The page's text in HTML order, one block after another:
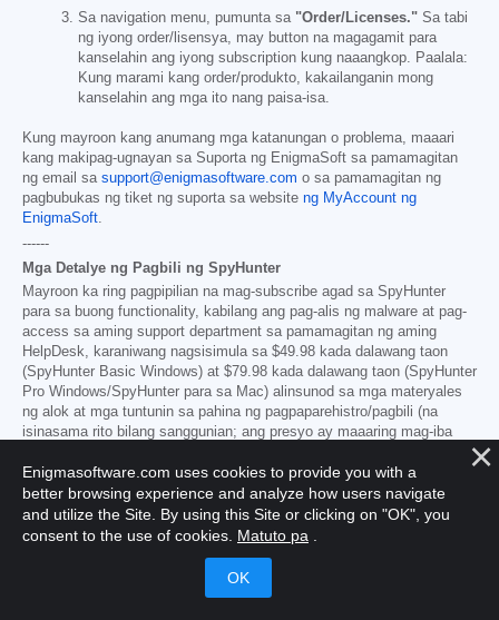
Sa navigation menu, pumunta sa "Order/Licenses." Sa tabi
ng iyong order/lisensya, may button na magagamit para
kanselahin ang iyong subscription kung naaangkop. Paalala:
Kung marami kang order/produkto, kakailanganin mong
kanselahin ang mga ito nang paisa-isa.
Kung mayroon kang anumang mga katanungan o problema, maaari
kang makipag-ugnayan sa Suporta ng EnigmaSoft sa pamamagitan
ng email sa support@enigmasoftware.com o sa pamamagitan ng
pagbubukas ng tiket ng suporta sa website ng MyAccount ng
EnigmaSoft.
------
Mga Detalye ng Pagbili ng SpyHunter
Mayroon ka ring pagpipilian na mag-subscribe agad sa SpyHunter
para sa buong functionality, kabilang ang pag-alis ng malware at pag-
access sa aming support department sa pamamagitan ng aming
HelpDesk, karaniwang nagsisimula sa $49.98 kada dalawang taon
(SpyHunter Basic Windows) at $79.98 kada dalawang taon (SpyHunter
Pro Windows/SpyHunter para sa Mac) alinsunod sa mga materyales
ng alok at mga tuntunin sa pahina ng pagpaparehistro/pagbili (na
isinasama rito bilang sanggunian; ang presyo ay maaaring mag-iba
Awtomatikong mare-renewang iyong subscription sa naaangkop na
karaniwang bayad sa subscription na may bisa sa oras ng iyong
orihinal na subscription sa pagbili at para sa parehong panahon ng
subscription o gaya ng nakasaad sa mga materyales ng
patid na gumagamit ng subscription at kung saan makakatanggap ka
ng abiso ng mga paparating na singil bago matapos ang iyong
Enigmasoftware.com uses cookies to provide you with a
better browsing experience and analyze how users navigate
and utilize the Site. By using this Site or clicking on "OK", you
consent to the use of cookies. Matuto pa